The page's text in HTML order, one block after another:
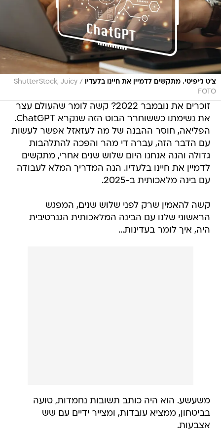
צ'ט ג'יפיטי. מתקשים לדמיין את חיינו בלעדיו /
ShutterStock, Juicy
FOTO
זוכרים את נובמבר 2022? קשה לומר שהעולם עצר
את נשימתו כששוחרר הבוט הזה שנקרא ChatGPT.
הפליאה, חוסר ההבנה של מה לעזאזל אפשר לעשות
עם הדבר הזה, עברה די מהר והפכה להתלהבות
גדולה והנה אנחנו היום שלוש שנים אחרי, מתקשים
לדמיין את חיינו בלעדיו. הנה המדריך המלא לעבודה
עם בינה מלאכותית ב-2025.
קשה להאמין שרק לפני שלוש שנים, המפגש
הראשוני שלנו עם הבינה המלאכותית הגנרטיבית
היה, איך לומר בעדינות...
משעשע. הוא היה כותב תשובות נחמדות, טועה
בביטחון, ממציא עובדות, ומצייר ידיים עם שש
אצבעות.